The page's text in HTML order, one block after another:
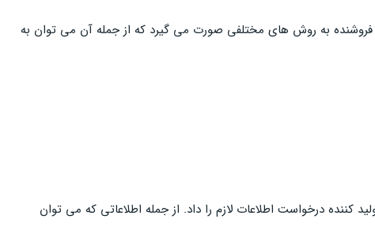
فروشنده به روش های مختلفی صورت می گیرد که از جمله آن می توان به
کننده درخواست اطلاعات لازم را داد. از جمله اطلاعاتی که می توان